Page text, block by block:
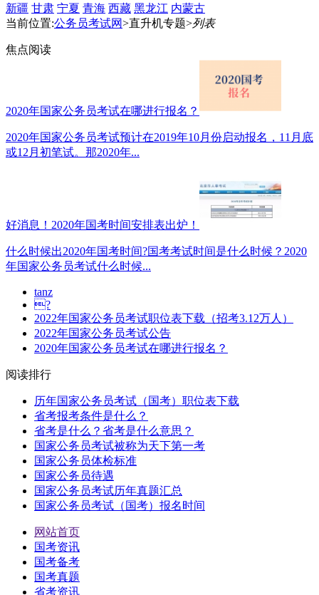
新疆 甘肃 宁夏 青海 西藏 黑龙江 内蒙古
当前位置:公务员考试网>直升机专题>列表
焦点阅读
2020年国家公务员考试在哪进行报名？
2020年国家公务员考试预计在2019年10月份启动报名，11月底
或12月初笔试。那2020年...
好消息！2020年国考时间安排表出炉！
什么时候出2020年国考时间?国考考试时间是什么时候？2020
年国家公务员考试什么时候...
tanz
?
2022年国家公务员考试职位表下载（招考3.12万人）
2022年国家公务员考试公告
2020年国家公务员考试在哪进行报名？
阅读排行
历年国家公务员考试（国考）职位表下载
省考报考条件是什么？
省考是什么？省考是什么意思？
国家公务员考试被称为天下第一考
国家公务员体检标准
国家公务员待遇
国家公务员考试历年真题汇总
国家公务员考试（国考）报名时间
网站首页
国考资讯
国考备考
国考真题
省考资讯